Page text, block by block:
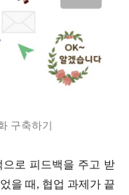
구축하기
로 피드백을 주고 받
을 때, 협업 과제가 끝